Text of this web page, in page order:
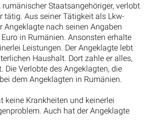
rumänischer Staatsangehöriger, verlobt
tätig. Aus seiner Tätigkeit als Lkw-
Angeklagte nach seinen Angaben
in Rumänien. Ansonsten erhalte
Leistungen. Der Angeklagte lebt
Haushalt. Dort zahle er alles,
Die Verlobte des Angeklagten, die
dem Angeklagten in Rumänien.
keine Krankheiten und keinerlei
Auch hat der Angeklagte